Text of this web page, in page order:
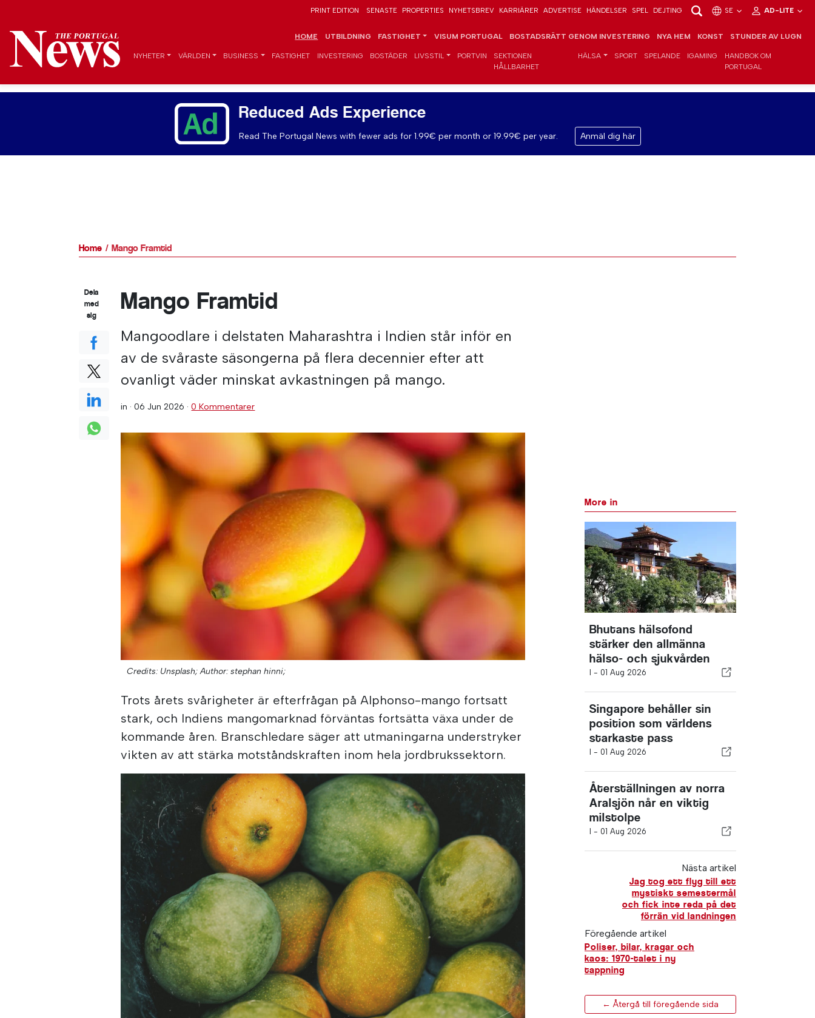
PRINT EDITION SENASTE PROPERTIES NYHETSBREV KARRIÄRER ADVERTISE HÄNDELSER SPEL DEJTING SE AD-LITE
HOME UTBILDNING FASTIGHET VISUM PORTUGAL BOSTADSRÄTT GENOM INVESTERING NYA HEM KONST STUNDER AV LUGN
NYHETER VÄRLDEN BUSINESS FASTIGHET INVESTERING BOSTÄDER LIVSSTIL PORTVIN
SEKTIONEN
HÅLLBARHET
HÄLSA SPORT SPELANDE IGAMING
HANDBOK OM
PORTUGAL
Reduced Ads Experience
Read The Portugal News with fewer ads for 1.99€ per month or 19.99€ per year. Anmäl dig här
Home Mango Framtid
Mango Framtid
Mangoodlare i delstaten Maharashtra i Indien står inför en
av de svåraste säsongerna på flera decennier efter att
ovanligt väder minskat avkastningen på mango.
in ·06 Jun 2026 ·0 Kommentarer
Credits: Unsplash; Author: stephan hinni;
Trots årets svårigheter är efterfrågan på Alphonso-mango fortsatt
stark, och Indiens mangomarknad förväntas fortsätta växa under de
kommande åren. Branschledare säger att utmaningarna understryker
vikten av att stärka motståndskraften inom hela jordbrukssektorn.
Dela
med
sig
More in
Bhutans hälsofond
stärker den allmänna
hälso- och sjukvården
I - 01 Aug 2026
Singapore behåller sin
position som världens
starkaste pass
I - 01 Aug 2026
Återställningen av norra
Aralsjön når en viktig
milstolpe
I - 01 Aug 2026
Nästa artikel
Jag tog ett flyg till ett
mystiskt semestermål
och fick inte reda på det
förrän vid landningen
Föregående artikel
Poliser, bilar, kragar och
kaos: 1970-talet i ny
tappning
← Återgå till föregående sida